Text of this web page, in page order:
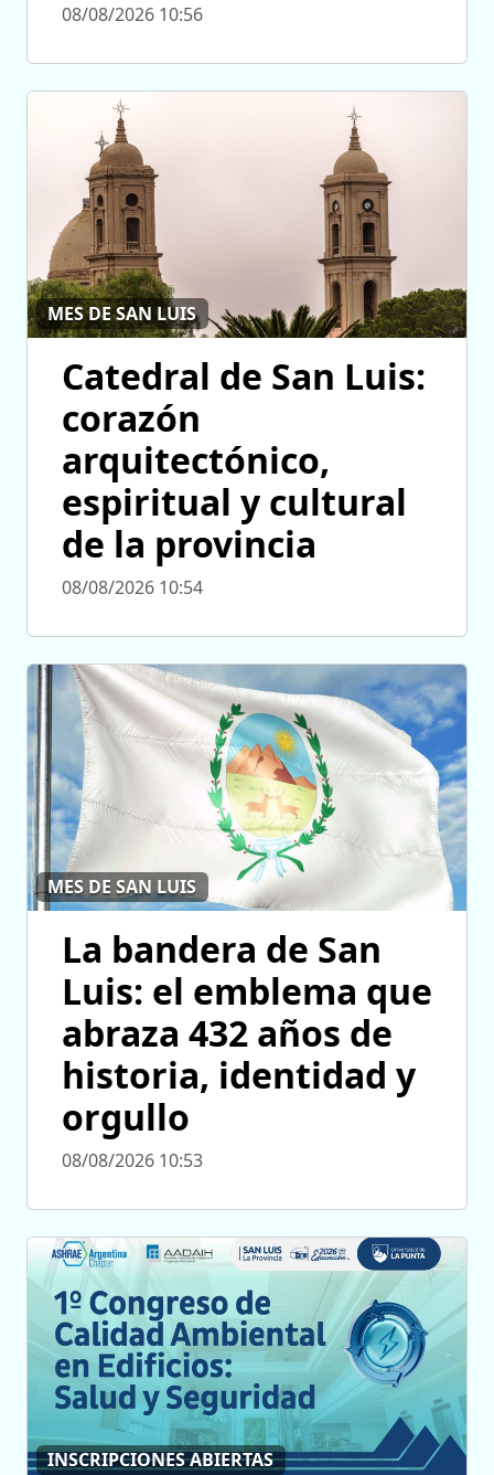
08/08/2026 10:56
MES DE SAN LUIS
Catedral de San Luis:
corazón
arquitectónico,
espiritual y cultural
de la provincia
08/08/2026 10:54
MES DE SAN LUIS
La bandera de San
Luis: el emblema que
abraza 432 años de
historia, identidad y
orgullo
08/08/2026 10:53
INSCRIPCIONES ABIERTAS